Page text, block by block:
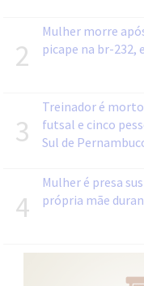
2
Mulher morre
picape na br-232,
3
Treinador é
futsal e cinco
Sul de
4
Mulher é presa
própria mãe